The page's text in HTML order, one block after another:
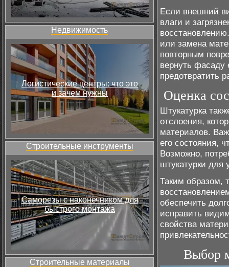
Недвижимость
Логистические центры: что это
и зачем нужны
Строительные инструменты
Саморезы с наконечником для
быстрого монтажа
Строительные материалы
Если внешний
влаги и
или замена
повторным
вернуть фасаду
предотвратить
Оценка
Штукатурка
отслоения,
материалов.
его состояния,
Возможно,
штукатурки
Таким образом,
обеспечить
исправить
свойства
Выбор